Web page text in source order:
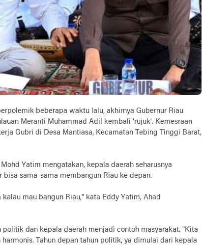
beberapa waktu lalu, akhirnya Gubernur Riau
Meranti Muhammad Adil kembali 'rujuk'. Kemesraan
Gubri di Desa Mantiasa, Kecamatan Tebing Tinggi Barat,
Yatim mengatakan, kepala daerah seharusnya
sama-sama membangun Riau ke depan.
mau bangun Riau," kata Eddy Yatim, Ahad
dan kepala daerah menjadi contoh masyarakat. "Kita
Tahun depan tahun politik, ya dimulai dari kepala